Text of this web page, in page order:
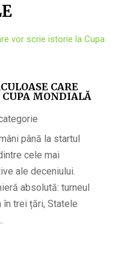
CARE
CUPA MONDIALĂ
până la startul
cele mai
ale deceniului.
absolută: turneul
în trei țări, Statele